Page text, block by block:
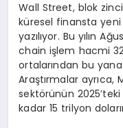
Wall Street, blok
küresel finansta
yazılıyor. Bu yılın
chain işlem hacmi
ortalarından bu
Araştırmalar ayrıca,
sektörünün
kadar 15 trilyon